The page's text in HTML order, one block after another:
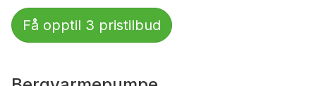
Få opptil 3 pristilbud